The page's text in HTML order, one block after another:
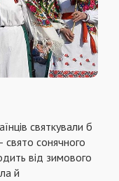
святкували б
свято сонячного
від зимового
й